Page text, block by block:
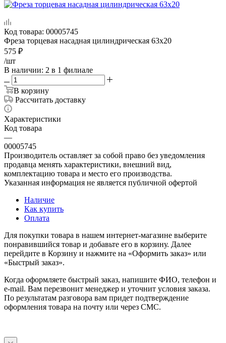
Код товара: 00005745
Фреза торцевая насадная цилиндрическая 63х20
575 ₽
/шт
В наличии: 2 в 1 филиале
В корзину
Рассчитать доставку
Характеристики
Код товара
—
00005745
Производитель оставляет за собой право без уведомления
продавца менять характеристики, внешний вид,
комплектацию товара и место его производства.
Указанная информация не является публичной офертой
Наличие
Как купить
Оплата
Для покупки товара в нашем интернет-магазине выберите
понравившийся товар и добавьте его в корзину. Далее
перейдите в Корзину и нажмите на «Оформить заказ» или
«Быстрый заказ».
Когда оформляете быстрый заказ, напишите ФИО, телефон и
e-mail. Вам перезвонит менеджер и уточнит условия заказа.
По результатам разговора вам придет подтверждение
оформления товара на почту или через СМС.